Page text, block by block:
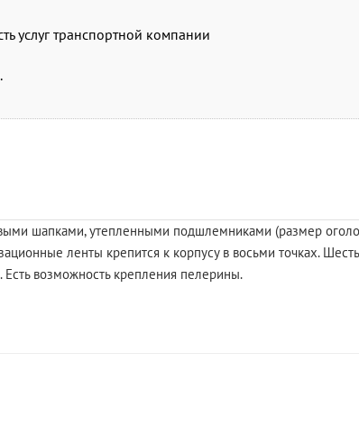
услуг транспортной компании
шапками, утепленными подшлемниками (размер
ленты крепится к корпусу в восьми точках.
возможность крепления пелерины.